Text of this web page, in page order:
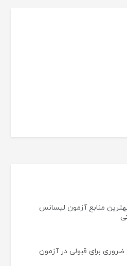
منابع آزمون لیسانس
ضروری برای قبولی در آزمون